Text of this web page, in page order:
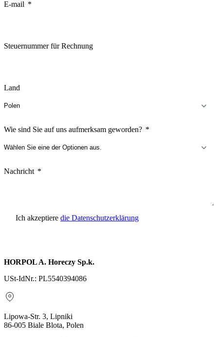
E-mail
Steuernummer für Rechnung
Land
Wie sind Sie auf uns aufmerksam geworden?
Nachricht
Ich akzeptiere die Datenschutzerklärung
HORPOL A. Horeczy Sp.k.
USt-IdNr.: PL5540394086
Lipowa-Str. 3, Lipniki
86-005 Biale Blota, Polen